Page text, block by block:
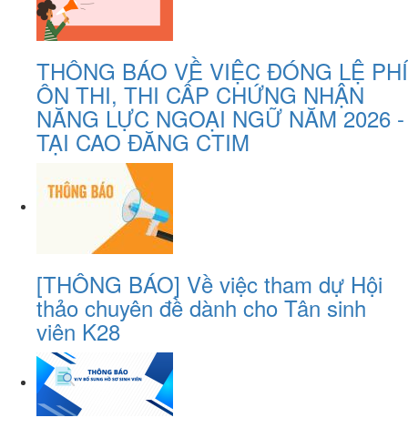
THÔNG BÁO VỀ VIỆC ĐÓNG LỆ PHÍ
ÔN THI, THI CẤP CHỨNG NHẬN
NĂNG LỰC NGOẠI NGỮ NĂM 2026 -
TẠI CAO ĐĂNG CTIM
[THÔNG BÁO] Về việc tham dự Hội
thảo chuyên đề dành cho Tân sinh
viên K28